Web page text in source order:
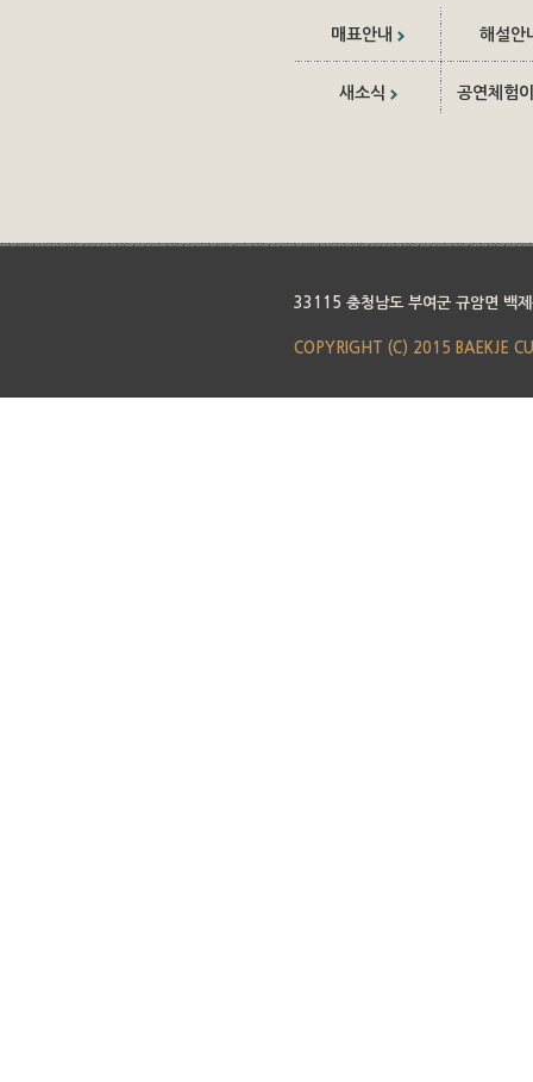
매표안내 해설안
새소식 공연체험
33115 충청남도 부여군 규암면 백
COPYRIGHT (C) 2015 BAEKJE